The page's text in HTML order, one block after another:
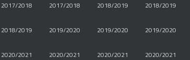
2017/2018 2017/2018 2018/2019 2018/2019
2018/2019 2019/2020 2019/2020 2019/2020
2020/2021 2020/2021 2020/2021 2020/2021